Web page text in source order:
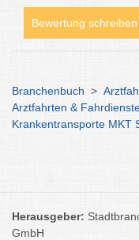
Bewertung schreiben
Branchenbuch >
Arztfahrten &
Krankentransporte MKT
Herausgeber:
GmbH